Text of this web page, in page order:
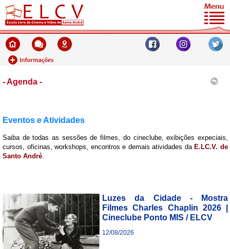
- Agenda -
Eventos e Atividades
Saiba de todas as sessões de filmes, do cineclube, exibições expeciais,
cursos, oficinas, workshops, encontros e demais atividades da E.LC.V. de
Santo André.
Luzes da Cidade - Mostra
Filmes Charles Chaplin 2026 |
Cineclube Ponto MIS / ELCV
12/08/2026